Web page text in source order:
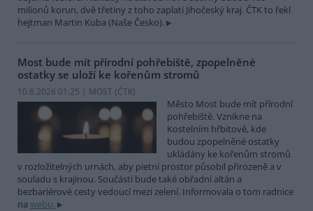
milionů korun, dvě třetiny z toho zaplatí Jihočeský kraj. ČTK to řekl
hejtman Martin Kuba (Naše Česko).
Most bude mít přírodní pohřebiště, zpopelněné
ostatky se uloží ke kořenům stromů
10.8.2026 01:25 | MOST (ČTK)
Město Most bude mít přírodní
pohřebiště. Vznikne na
Kostelním hřbitově, kde
budou zpopelněné ostatky
ukládány ke kořenům stromů
v rozložitelných urnách, aby pietní prostor působil přirozeně a v
souladu s krajinou. Součástí bude také obřadní altán a
bezbariérové cesty vedoucí mezi zelení. Informovala o tom radnice
na webu.